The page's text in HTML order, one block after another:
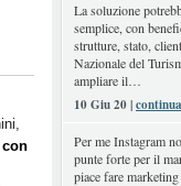
La soluzione
semplice, con
strutture, stato,
Nazionale del
ampliare il…
10 Giu 20 |
Per me Instagram
punte forte per il
piace fare